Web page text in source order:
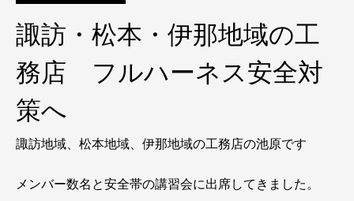
諏訪・松本・伊那地域の工
務店 フルハーネス安全対
策へ
諏訪地域、松本地域、伊那地域の工務店の池原です
メンバー数名と安全帯の講習会に出席してきました。